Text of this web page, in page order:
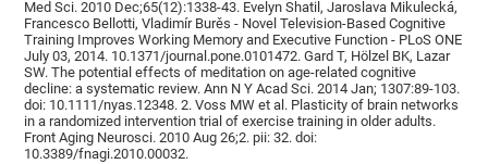
Med Sci. 2010 Dec;65(12):1338-43. Evelyn Shatil, Jaroslava Mikulecká,
Francesco Bellotti, Vladimír Burěs - Novel Television-Based Cognitive
Training Improves Working Memory and Executive Function - PLoS ONE
July 03, 2014. 10.1371/journal.pone.0101472. Gard T, Hölzel BK, Lazar
SW. The potential effects of meditation on age-related cognitive
decline: a systematic review. Ann N Y Acad Sci. 2014 Jan; 1307:89-103.
doi: 10.1111/nyas.12348. 2. Voss MW et al. Plasticity of brain networks
in a randomized intervention trial of exercise training in older adults.
Front Aging Neurosci. 2010 Aug 26;2. pii: 32. doi:
10.3389/fnagi.2010.00032.